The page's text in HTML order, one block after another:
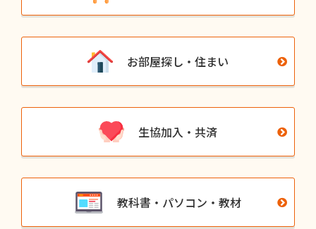
お部屋探し・住まい
生協加入・共済
教科書・パソコン・教材